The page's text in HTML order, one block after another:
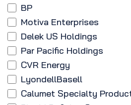
BP
Motiva Enterprises
Delek US Holdings
Par Pacific Holdings
CVR Energy
LyondellBasell
Calumet Specialty